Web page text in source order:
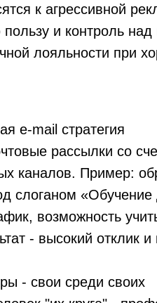
к агрессивной
пользу и контроль
лояльности при
e-mail стратегия
рассылки со
каналов. Пример:
слоганом
возможность
- высокий отклик и
- свои среди своих